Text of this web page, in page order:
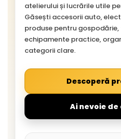
atelierului și lucrările utile
Găsești accesorii auto,
produse pentru gospodărie,
echipamente practice,
categorii clare.
Descoperă
Ai nevoie